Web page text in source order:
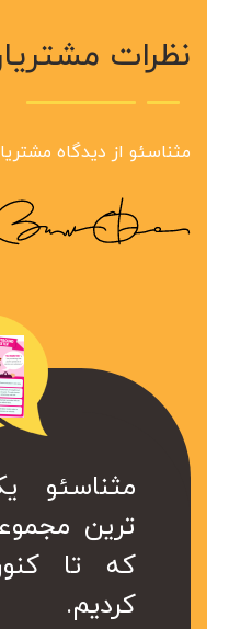
نظرات
مثناسئو از دیدگاه
مثناسئو
ترین
که تا
کردیم.
مجموعه در
هست.
کمتر از یک
ارزشمند
کا سال ها
از خدمات
استفاده
از متعهد
هایی هست
باهاش کار